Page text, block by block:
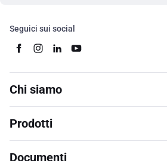
Seguici sui social
Chi siamo
Prodotti
Documenti